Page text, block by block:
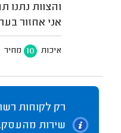
והצוות נתנו
אני אחזור
איכות 10 מחיר
רק לקוחות
שירות